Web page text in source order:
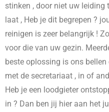
stinken , door niet uw
laat , Heb je dit begrepen ?
reinigen is zeer belangrijk !
voor die van uw gezin.
beste oplossing is ons
met de secretariaat , in of
Heb je een loodgieter
in ? Dan ben jij hier aan het